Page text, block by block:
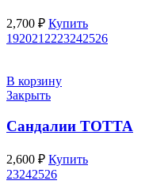
2,700 ₽ Купить
192021 2223242526
В корзину
Закрыть
Сандалии ТОТТА
2,600 ₽ Купить
23242526